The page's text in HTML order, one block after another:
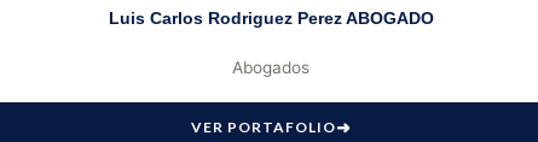
Luis Carlos Rodriguez Perez ABOGADO
Abogados
VER PORTAFOLIO